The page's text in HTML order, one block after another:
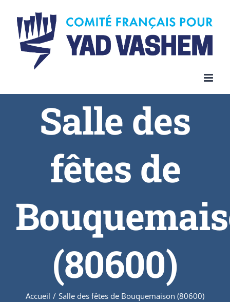
content
Salle des
fêtes de
(80600)
Accueil / Salle des fêtes de Bouquemaison (80600)